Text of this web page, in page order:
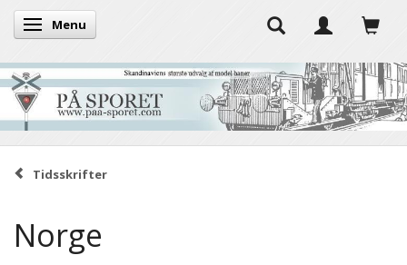
Skifte navigation
Menu
Tidsskrifter
Norge